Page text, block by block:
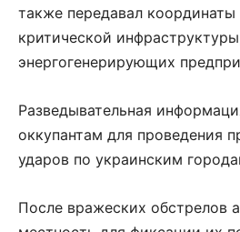
также передавал
критической
энергогенерирующих
Разведывательная
оккупантам для проведения
ударов по украинским
После вражеских обстрелов